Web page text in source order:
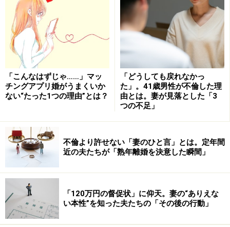
「こんなはずじゃ……」マッ
チングアプリ婚がうまくいか
ない“たった1つの理由”とは？
「どうしても戻れなかっ
た」。41歳男性が不倫した理
由とは。妻が見落とした「3
つの不足」
不倫より許せない「妻のひと言」とは。定年間
近の夫たちが「熟年離婚を決意した瞬間」
「120万円の督促状」に仰天。妻の“ありえな
い本性”を知った夫たちの「その後の行動」